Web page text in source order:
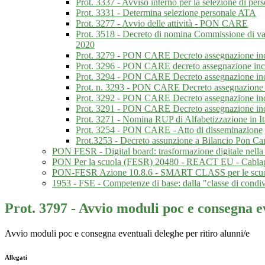
Prot. 3337 - Avviso interno per la selezione di
Prot. 3331 - Determina selezione personale ATA
Prot. 3277 - Avvio delle attività - PON CARE
Prot. 3518 - Decreto di nomina Commissione di
2020
Prot. 3279 - PON CARE Decreto assegnazione
Prot. 3296 - PON CARE decreto assegnazione
Prot. 3294 - PON CARE Decreto assegnazione
Prot. n. 3293 - PON CARE Decreto
Prot. 3292 - PON CARE Decreto assegnazione
Prot. 3291 - PON CARE Decreto assegnazione
Prot. 3271 - Nomina RUP di Alfabetizzazione in
Prot. 3254 - PON CARE - Atto di disseminazione
Prot.3253 - Decreto assunzione a Bilancio Pon
PON FESR - Digital board: trasformazione digitale nella
PON Per la scuola (FESR) 20480 - REACT EU -
PON-FESR Azione 10.8.6 - SMART CLASS per le
1953 - FSE - Competenze di base: dalla "classe di
Prot. 3797 - Avvio moduli poc e
Avvio moduli poc e consegna eventuali deleghe per ritiro alunni/e
Allegati